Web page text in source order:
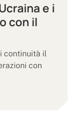
e i
con il
continuità il
con